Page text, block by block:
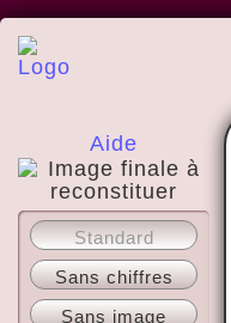
Aide
A propos
Standard
Sans chiffres
Sans image